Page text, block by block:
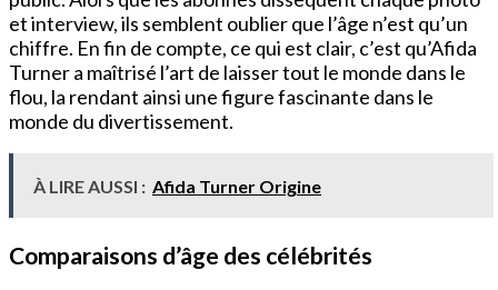
et interview, ils semblent oublier que l’âge n’est qu’un
chiffre. En fin de compte, ce qui est clair, c’est qu’Afida
Turner a maîtrisé l’art de laisser tout le monde dans le
flou, la rendant ainsi une figure fascinante dans le
monde du divertissement.
À LIRE AUSSI : Afida Turner Origine
Comparaisons d’âge des célébrités